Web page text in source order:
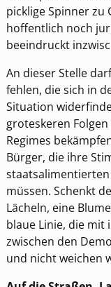
picklige Spinner zu
hoffentlich noch
beeindruckt
An dieser Stelle
fehlen, die sich in
Situation
groteskeren
Regimes
Bürger, die ihre
müssen. Schenkt
Lächeln, eine
blaue Linie, die
zwischen den
und nicht weichen